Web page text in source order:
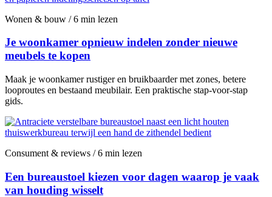
Wonen & bouw / 6 min lezen
Je woonkamer opnieuw indelen zonder nieuwe
meubels te kopen
Maak je woonkamer rustiger en bruikbaarder met zones, betere
looproutes en bestaand meubilair. Een praktische stap-voor-stap
gids.
Consument & reviews / 6 min lezen
Een bureaustoel kiezen voor dagen waarop je vaak
van houding wisselt